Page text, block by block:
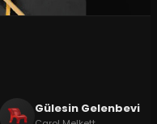
Gülesin Gelenbevi